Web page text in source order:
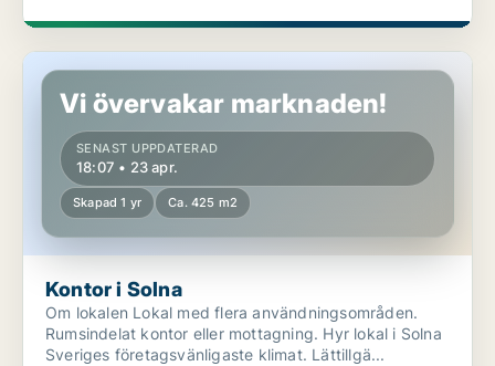
Kontor i Solna
Vi övervakar marknaden!
SENAST UPPDATERAD
18:07 • 23 apr.
Skapad 1 yr Ca. 425 m2
Kontor i Solna
Om lokalen Lokal med flera användningsområden.
Rumsindelat kontor eller mottagning. Hyr lokal i Solna
Sveriges företagsvänligaste klimat. Lättillgä...